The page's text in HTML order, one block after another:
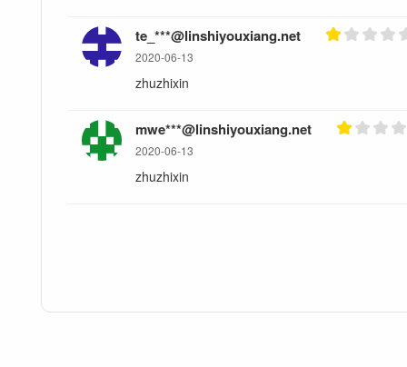
te_***@linshiyouxiang.net
2020-06-13
zhuzhixin
mwe***@linshiyouxiang.net
2020-06-13
zhuzhixin